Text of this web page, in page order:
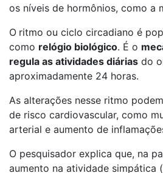
os níveis de hormônios, como a
O ritmo ou ciclo circadiano é
como relógio biológico. É o
regula as atividades diárias do
aproximadamente 24 horas.
As alterações nesse ritmo
de risco cardiovascular, como
arterial e aumento de
O pesquisador explica que, na
aumento na atividade simpática